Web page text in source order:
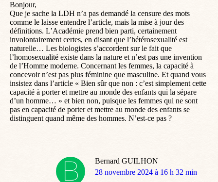
Bonjour,
Que je sache la LDH n’a pas demandé la censure des mots
comme le laisse entendre l’article, mais la mise à jour des
définitions. L’Académie prend bien parti, certainement
involontairement certes, en disant que l’hétérosexualité est
naturelle… Les biologistes s’accordent sur le fait que
l’homosexualité existe dans la nature et n’est pas une invention
de l’Homme moderne. Concernant les femmes, la capacité à
concevoir n’est pas plus féminine que masculine. Et quand vous
insistez dans l’article « Bien sûr que non : c’est simplement cette
capacité à porter et mettre au monde des enfants qui la sépare
d’un homme… » et bien non, puisque les femmes qui ne sont
pas en capacité de porter et mettre au monde des enfants se
distinguent quand même des hommes. N’est-ce pas ?
Bernard GUILHON
dit
28 novembre 2024 à 16 h 32 min